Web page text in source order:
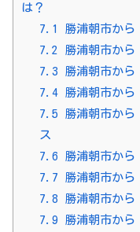
は？
7.1
勝浦朝市から
7.2
勝浦朝市から
7.3 勝浦朝市から
7.4勝浦朝市から
7.5 勝浦朝市から
ス
7.6 勝浦朝市から
7.7 勝浦朝市から
7.8 勝浦朝市から
7.9 勝浦朝市から